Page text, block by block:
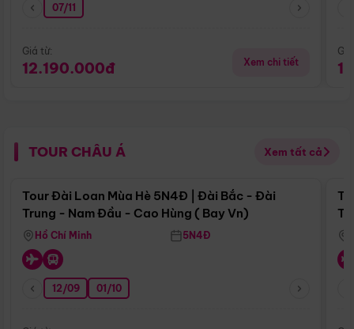
07/11
Giá từ:
12.190.000đ Xem chi tiết
TOUR CHÂU Á Xem tất cả
Điểm nổi bật
Tour Đài Loan Mùa Hè 5N4Đ | Đài Bắc - Đài
Trung - Nam Đầu - Cao Hùng ( Bay Vn)
Hồ Chí Minh 5N4Đ
12/09 01/10